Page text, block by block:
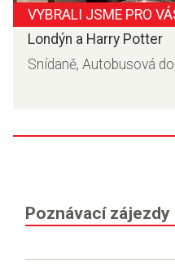
VYBRALI JSME PRO
Londýn a Harry Potter
Snídaně, Autobusová
Poznávací